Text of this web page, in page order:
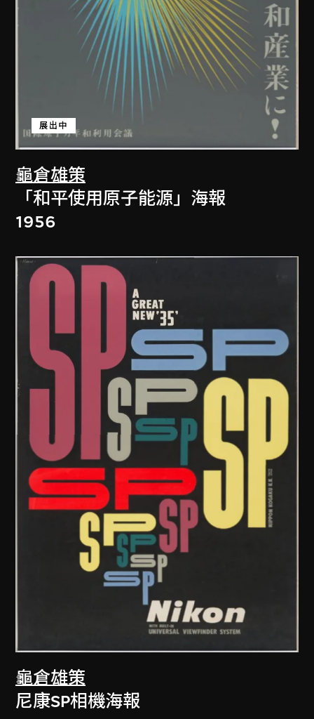
龜倉雄策
展出中
「和平使用原子能源」海報
1956
龜倉雄策
尼康SP相機海報